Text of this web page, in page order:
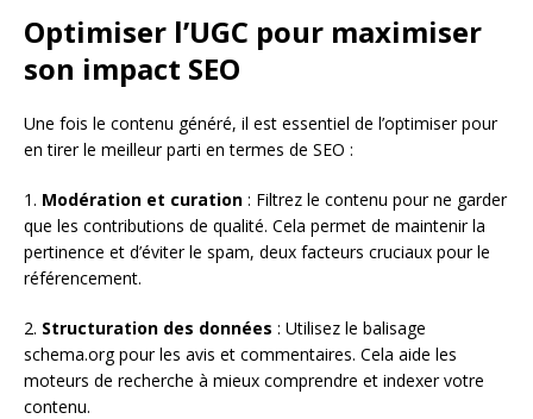
Optimiser l’UGC pour maximiser
son impact SEO
Une fois le contenu généré, il est essentiel de l’optimiser pour
en tirer le meilleur parti en termes de SEO :
1. Modération et curation : Filtrez le contenu pour ne garder
que les contributions de qualité. Cela permet de maintenir la
pertinence et d’éviter le spam, deux facteurs cruciaux pour le
référencement.
2. Structuration des données : Utilisez le balisage
schema.org pour les avis et commentaires. Cela aide les
moteurs de recherche à mieux comprendre et indexer votre
contenu.